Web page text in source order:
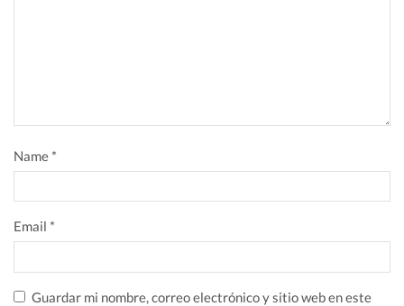
Name *
Email *
Guardar mi nombre, correo electrónico y sitio web en este